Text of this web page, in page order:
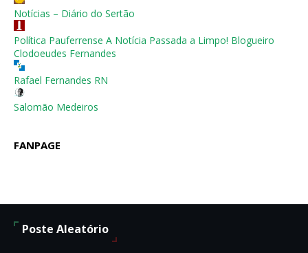
Notícias – Diário do Sertão
Política Pauferrense A Notícia Passada a Limpo! Blogueiro
Clodoeudes Fernandes
Rafael Fernandes RN
Salomão Medeiros
FANPAGE
Poste Aleatório